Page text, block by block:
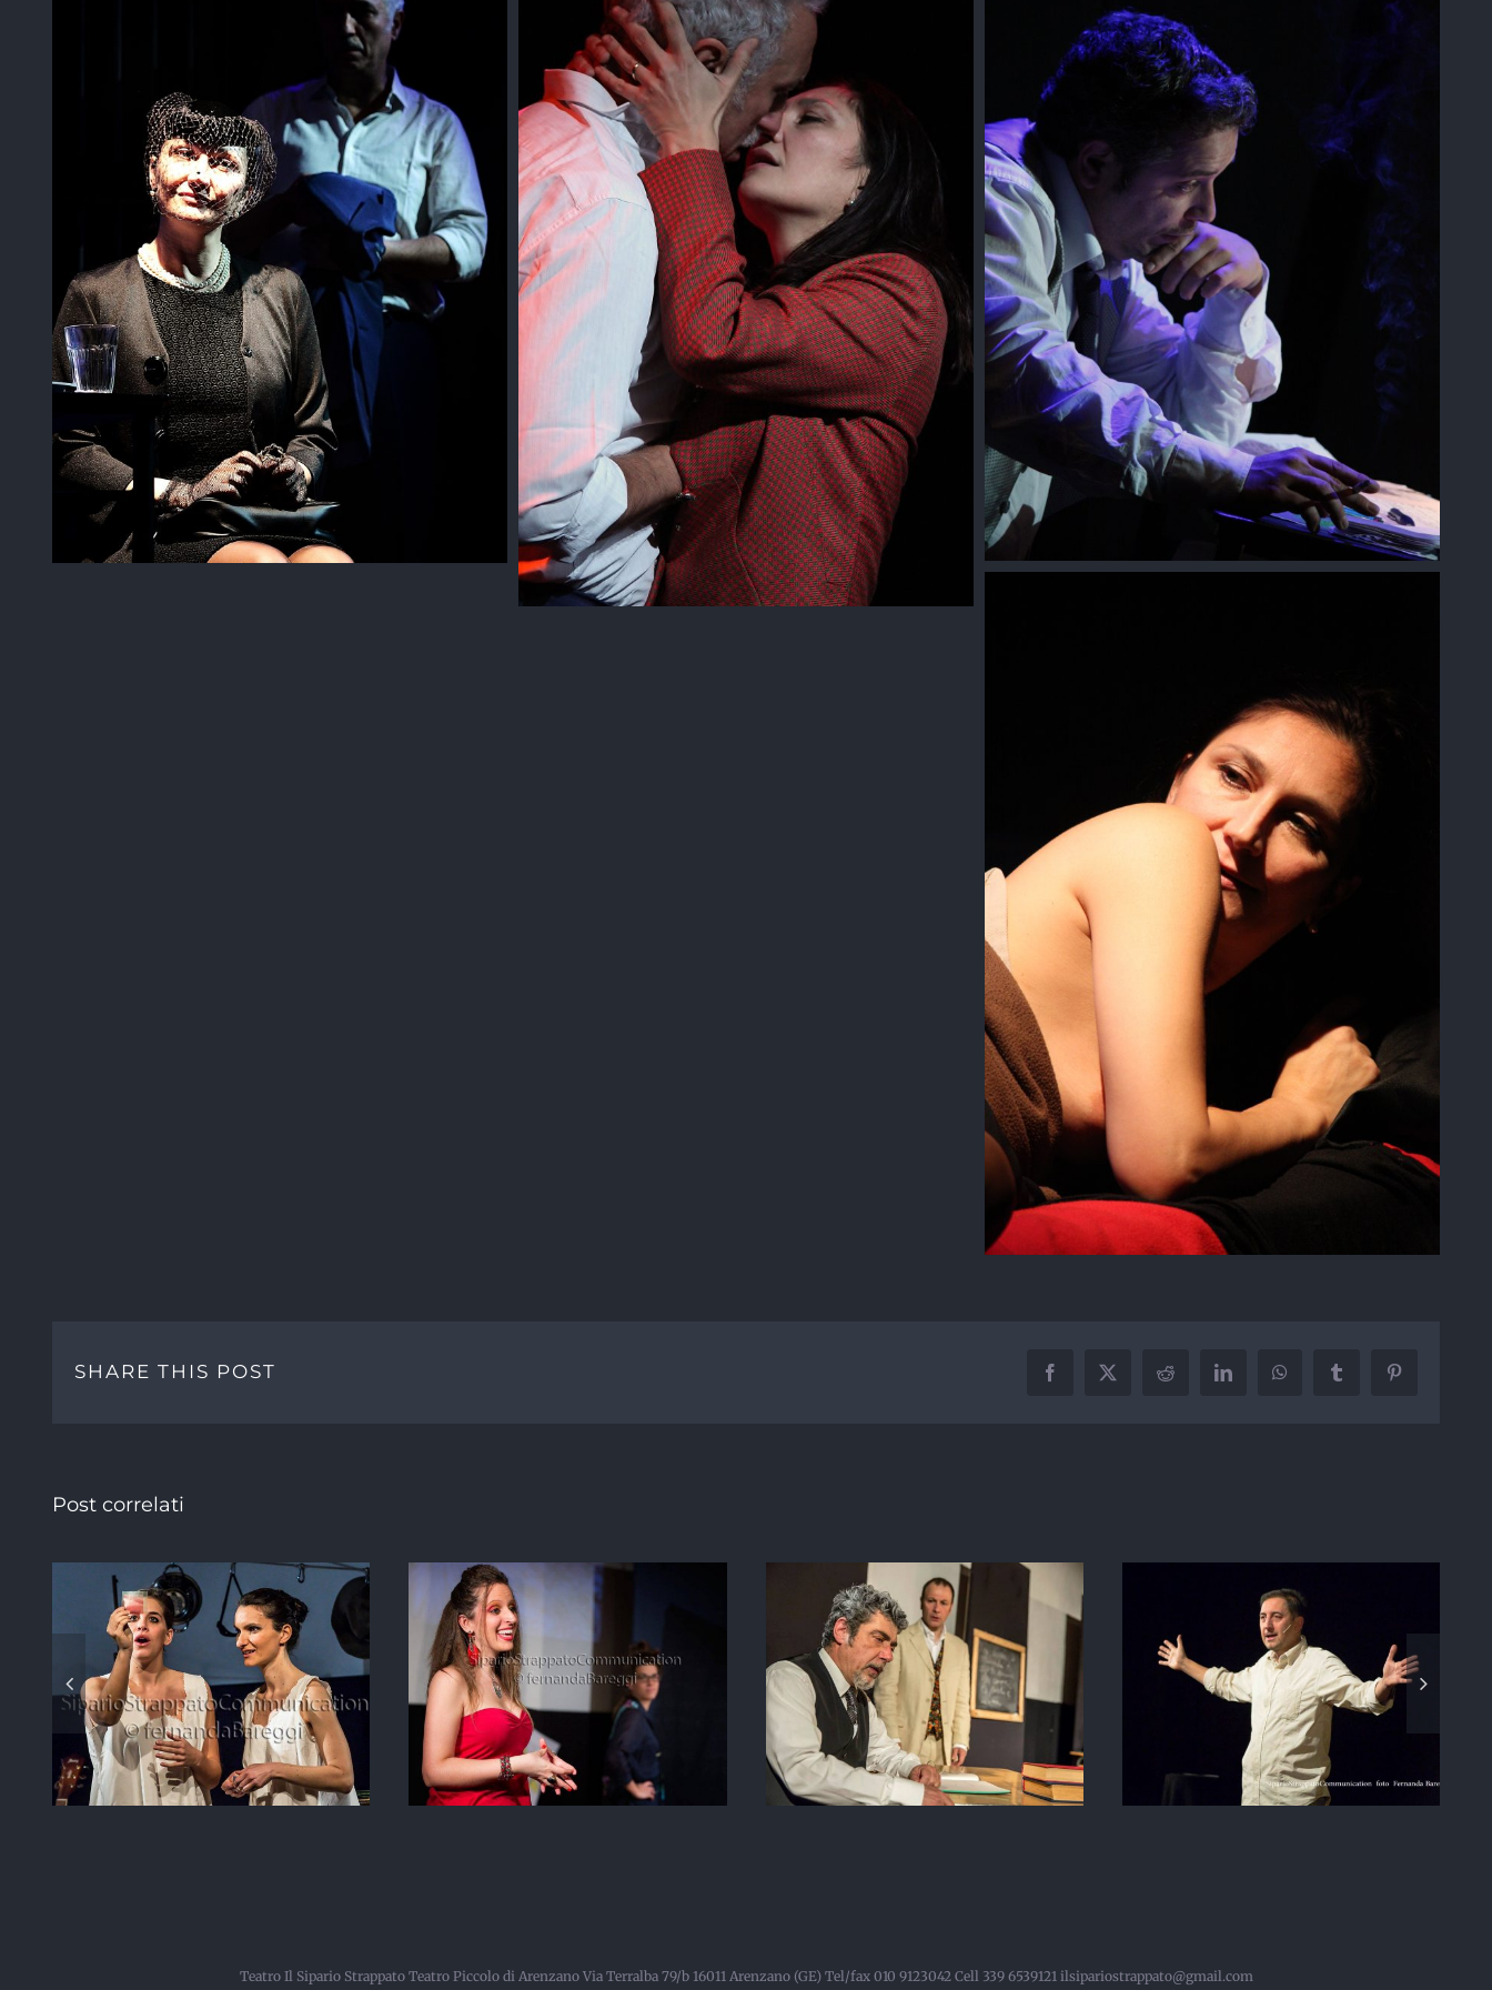
SHARE THIS POST Facebook
X Reddit LinkedInWhatsAppTumblr Pinterest
Post correlati
Manola
L’Ex Alunno
MIMOSE, racconti di
eccellenze femminili
Costante, la nuvola
Teatro Il Sipario Strappato Teatro Piccolo di Arenzano Via Terralba 79/b 16011 Arenzano (GE) Tel/fax 010 9123042 Cell 339 6539121 ilsipariostrappato@gmail.com